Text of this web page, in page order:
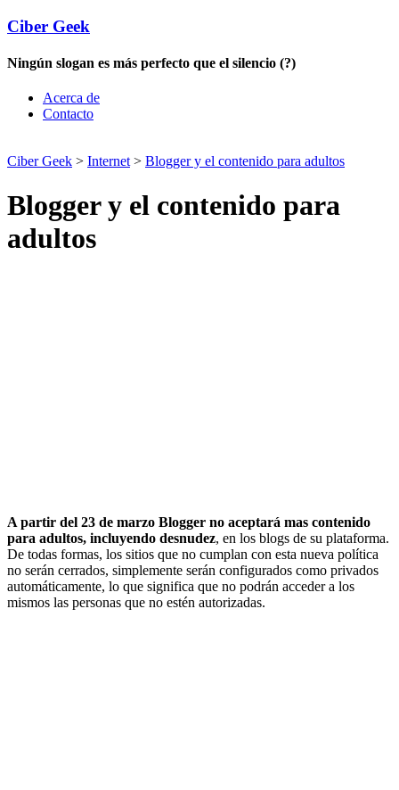
Ciber Geek
Ningún slogan es más perfecto que el silencio (?)
Acerca de
Contacto
Ciber Geek > Internet > Blogger y el contenido para adultos
Blogger y el contenido para
adultos
A partir del 23 de marzo Blogger no aceptará mas contenido
para adultos, incluyendo desnudez, en los blogs de su plataforma.
De todas formas, los sitios que no cumplan con esta nueva política
no serán cerrados, simplemente serán configurados como privados
automáticamente, lo que significa que no podrán acceder a los
mismos las personas que no estén autorizadas.